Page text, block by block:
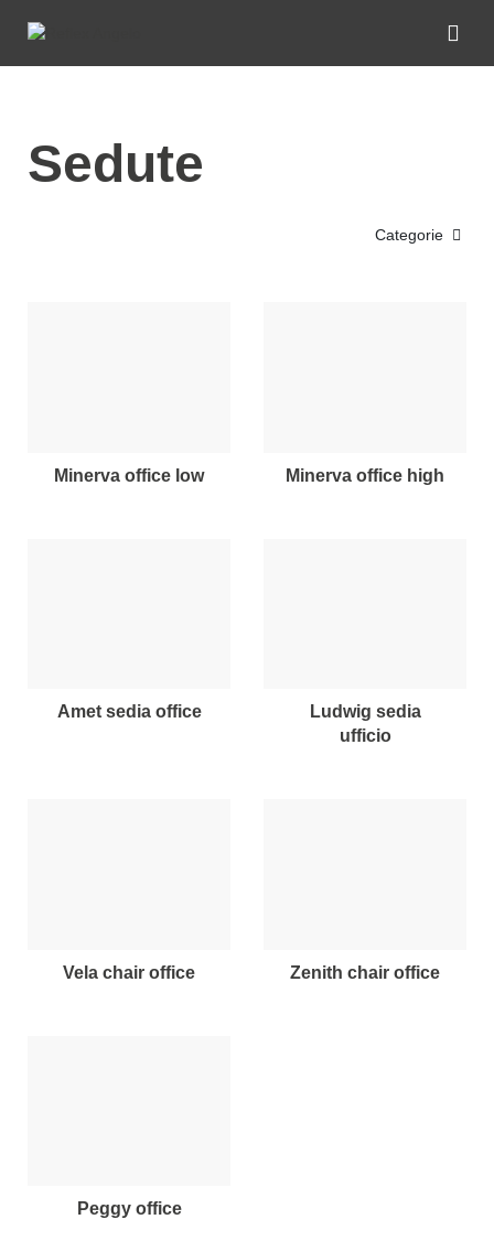
Sedute
Categorie
minerva office low minerva office high
amet sedia office
ludwig sedia
ufficio
vela chair office zenith chair office
peggy office